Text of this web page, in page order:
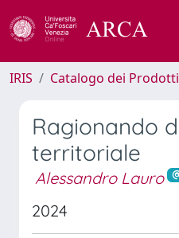
IRIS Catalogo dei
Ragionando
territoriale
Alessandro Lauro
2024